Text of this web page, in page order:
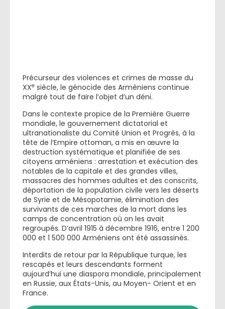
Précurseur des violences et crimes de masse du
XXe siècle, le génocide des Arméniens continue
malgré tout de faire l’objet d’un déni.
Dans le contexte propice de la Première Guerre
mondiale, le gouvernement dictatorial et
ultranationaliste du Comité Union et Progrès, à la
tête de l’Empire ottoman, a mis en œuvre la
destruction systématique et planifiée de ses
citoyens arméniens : arrestation et exécution des
notables de la capitale et des grandes villes,
massacres des hommes adultes et des conscrits,
déportation de la population civile vers les déserts
de Syrie et de Mésopotamie, élimination des
survivants de ces marches de la mort dans les
camps de concentration où on les avait
regroupés. D’avril 1915 à décembre 1916, entre 1 200
000 et 1 500 000 Arméniens ont été assassinés.
Interdits de retour par la République turque, les
rescapés et leurs descendants forment
aujourd’hui une diaspora mondiale, principalement
en Russie, aux États-Unis, au Moyen- Orient et en
France.